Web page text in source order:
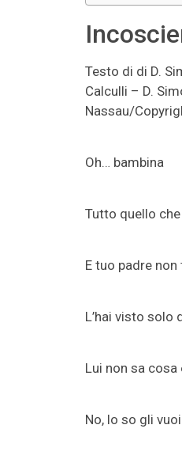
Testo di di D.
Calculli – D.
Nassau/
Oh… bambina
Tutto quello
E tuo padre
L’hai visto solo
Lui non sa
No, lo so gli